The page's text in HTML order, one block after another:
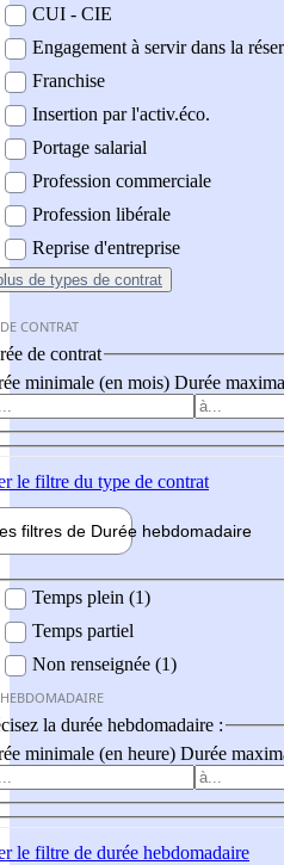
CUI - CIE
Engagement à servir dans la
Franchise
Insertion par l'activ.éco.
Portage salarial
Profession commerciale
Profession libérale
Reprise d'entreprise
de types de contrat
CONTRAT
de contrat
minimale (en mois) Durée
le filtre du type de contrat
filtres de Durée hebdomadaire
Temps plein (1)
Temps partiel
Non renseignée (1)
la durée hebdomadaire :
minimale (en heure) Durée
le filtre de durée hebdomadaire